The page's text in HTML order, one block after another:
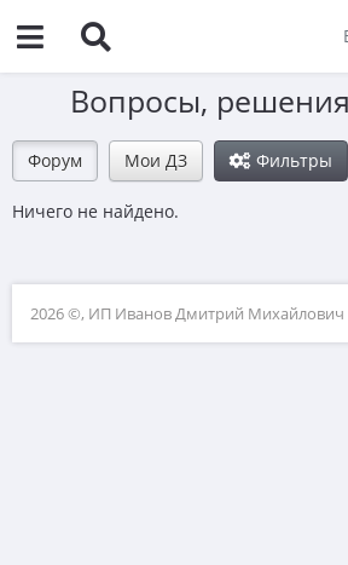
Вопросы,
Форум Мои ДЗ Фильтры
Ничего не найдено.
2026 ©, ИП Иванов Дмитрий Михайлович